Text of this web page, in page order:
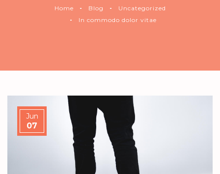
Home Blog
Uncategorized
In commodo dolor vitae
Jun
07